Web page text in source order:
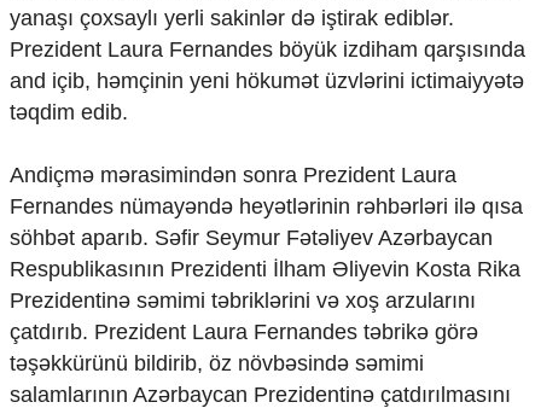
Crossmedia.az - 1 yaş
Siyasət
Məhkəmə və hüquq
Ekologiya
Media və QHT
Hadisə
Sağlamlıq
Sosium
Mənəvi dəyərlər
Texnologiya
Mətbuat-150
Əlaqə
yanaşı çoxsaylı yerli sakinlər də iştirak ediblər.
Prezident Laura Fernandes böyük izdiham qarşısında
and içib, həmçinin yeni hökumət üzvlərini ictimaiyyətə
təqdim edib.
Andiçmə mərasimindən sonra Prezident Laura
Fernandes nümayəndə heyətlərinin rəhbərləri ilə qısa
söhbət aparıb. Səfir Seymur Fətəliyev Azərbaycan
Respublikasının Prezidenti İlham Əliyevin Kosta Rika
Prezidentinə səmimi təbriklərini və xoş arzularını
çatdırıb. Prezident Laura Fernandes təbrikə görə
təşəkkürünü bildirib, öz növbəsində səmimi
salamlarının Azərbaycan Prezidentinə çatdırılmasını